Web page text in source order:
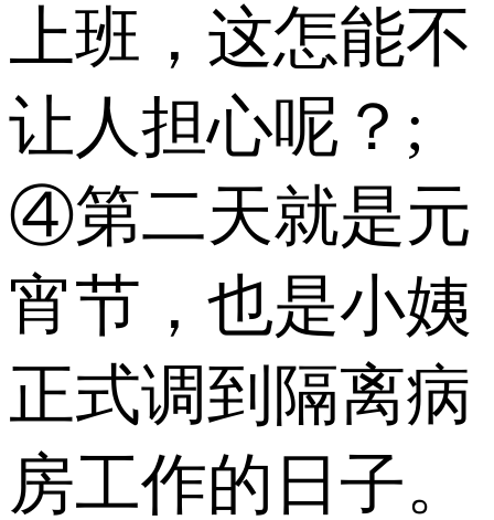
上班，这怎能不
让人担心呢？;
④第二天就是元
宵节，也是小姨
正式调到隔离病
房工作的日子。